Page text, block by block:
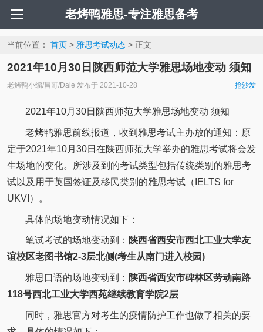
老烤鸭雅思-专注雅思备考
当前位置： 首页> 雅思考试动态> 正文
2021年10月30日陕西师范大学雅思场地变动 须知
老烤鸭小编/昌哥/Dale 发布于 2021-10-28 抢沙发
2021年10月30日陕西师范大学雅思场地变动 须知
老烤鸭雅思前线报道，收到雅思考试主办放的通知：原
定于2021年10月30日在陕西师范大学举办的雅思考试将会发
生场地的变化。所涉及到的考试类型包括传统类别的雅思考
试以及用于英国签证及移民类别的雅思考试（IELTS for
UKVI）。
具体的场地变动情况如下：
笔试考试的场地变动到： 陕西省西安市西北工业大学友
谊校区老图书馆2-3层北侧(考生从南门进入校园)
雅思口语的场地变动到： 陕西省西安市碑林区劳动南路
118号西北工业大学西苑继续教育学院2层
同时，雅思官方对考生的疫情防护工作也做了相关的要